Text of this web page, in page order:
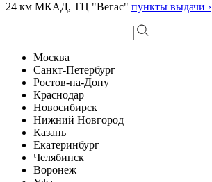
24 км МКАД, ТЦ "Вегас" пункты выдачи ›
Москва
Санкт-Петербург
Ростов-на-Дону
Краснодар
Новосибирск
Нижний Новгород
Казань
Екатеринбург
Челябинск
Воронеж